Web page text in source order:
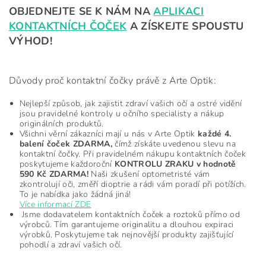
OBJEDNEJTE SE K NÁM NAAPLIKACI
KONTAKTNÍCH ČOČEK A ZÍSKEJTE SPOUSTU
VÝHOD!
Důvody proč kontaktní čočky právě z Arte Optik:
Nejlepší způsob, jak zajistit zdraví vašich očí a ostré vidění
jsou pravidelné kontroly u očního specialisty a nákup
originálních produktů.
Všichni věrní zákazníci mají u nás v Arte Optik každé 4.
balení čoček ZDARMA,čímž získáte uvedenou slevu na
kontaktní čočky. Při pravidelném nákupu kontaktních čoček
poskytujeme každoroční KONTROLU ZRAKU v hodnotě
590 Kč ZDARMA! Naši zkušení optometristé vám
zkontrolují oči, změří dioptrie a rádi vám poradí při potížích.
To je nabídka jako žádná jiná!
Více informací ZDE
Jsme dodavatelem kontaktních čoček a roztoků přímo od
výrobců. Tím garantujeme originalitu a dlouhou expiraci
výrobků. Poskytujeme tak nejnovější produkty zajišťující
pohodlí a zdraví vašich očí.